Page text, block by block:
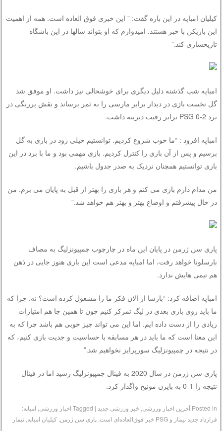
کیلیان امباپه در این باره گفت: ” این خبری فوق العاده است. همه از اهمیت
این بازیکن با خبر هستند. امیدوارم که او بتواند سالها در این باشگاه
تاریخسازی کند.”
امباپه شب گذشته دلیل دیگری برای خوشحالی نیز داشت. او موفق شد
گل نخست بازی در دیدار برابر مارسی را به ثمر برساند و نقش پررنگی در
برد 2-0
PSGبرابر رقیب دیرینه داشت.
امباپه افزود : “ما خوب شروع کردیم. توانستیم خیلی زود در بازی به گل
برسیم و پس از آن بازی را کنترل کردیم. بازی مهمی بود و ما با برد در این
بازی توانستیم همچنان نزدیک به صدر جدول باشیم.
من مدام دارم بازی می کنم و هر بازی را بهتر از قبل به پایان می برم. من
در حال پیشرفتم و اوضاع بهتر و بهتر هم خواهد شد.”
پاری سن ژرمن در پایان این ماه در چارچوب چمپیونزلیگ به مصاف
بارسلونا خواهد رفت، اما امباپه مدعی است این بازی هنوز جایی در ذهن
هم تیمی هایش ندارد.
امباپه اضافه کرد: “بارسا از الان فکر ما را مشغول کرده است؟ نه. چرا که
ما باید روی بازی بعدی در لیگ تمرکز کنیم چون تا همین جا هم امتیازات
زیادی را از دست داده ایم. اما این می تواند چیز خوبی هم باشد چرا که به
این معنا است که ما باید در هر مسابقه با حساسیت و جدیت بازی کنیم، که
در نتیجه در چمپیونزلیگ سورپرایز نخواهیم شد.”
پاری سن ژرمن در سال 2020 به فینال چمپیونزلیگ رسید اما در فینال
نتیجه را 1-0 به بایرن مونیخ واگذار کرد.
Posted inآخرین اخبار ورزشی, خبر ورزشی جدید |
Taggedاخبار ورزشی, امباپه:
قرارداد جدید نیمار و PSG خبر فوق‌العاده‌ای است
, پاری سن ژرمن, کیلیان امباپه, نیمار